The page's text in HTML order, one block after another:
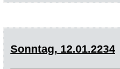
Sonntag, 12.01.2234